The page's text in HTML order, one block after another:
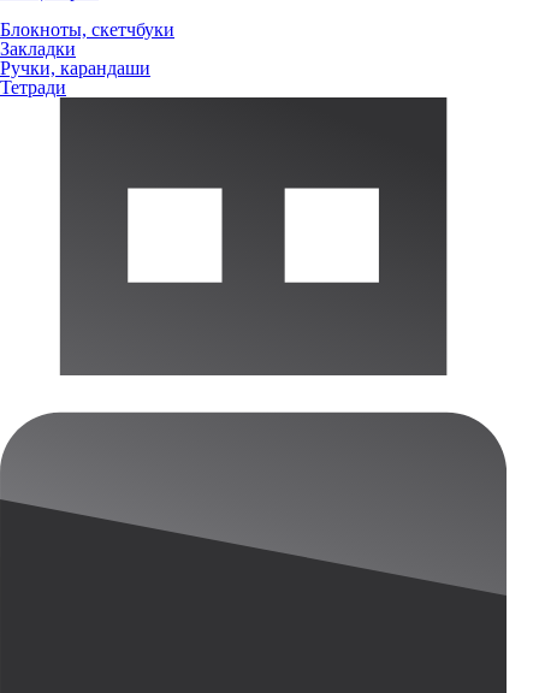
Блокноты, скетчбуки
Закладки
Ручки, карандаши
Тетради